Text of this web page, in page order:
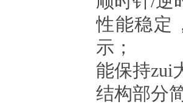
性能稳定
示；
能保持zui大
结构部分简单